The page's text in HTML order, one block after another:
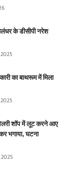
के डीसीपी नरेश
का बाथरूम में मिला
शॉप में लूट करने आए
भगाया, घटना